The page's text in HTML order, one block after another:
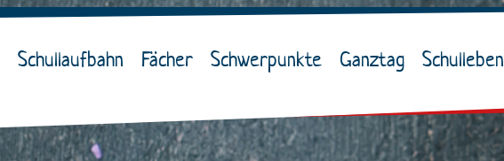
Schullaufbahn Fächer Schwerpunkte Ganztag Schulleben